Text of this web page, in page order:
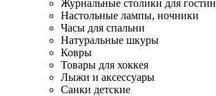
Журнальные столики для
Настольные лампы, ночники
Часы для спальни
Натуральные шкуры
Ковры
Товары для хоккея
Лыжи и аксессуары
Санки детские